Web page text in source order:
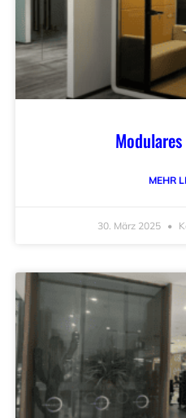
MEHR
30. März 2025